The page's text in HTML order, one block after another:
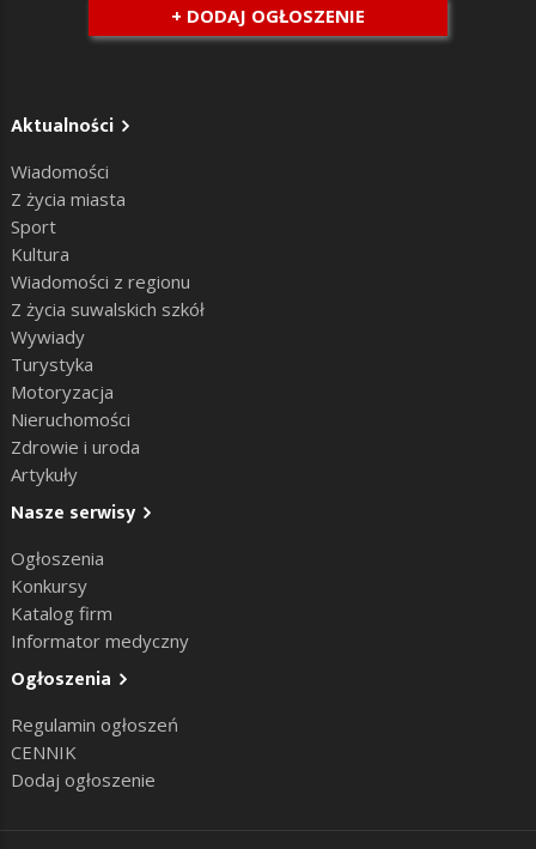
+ DODAJ OGŁOSZENIE
Aktualności
Wiadomości
Z życia miasta
Sport
Kultura
Wiadomości z regionu
Z życia suwalskich szkół
Wywiady
Turystyka
Motoryzacja
Nieruchomości
Zdrowie i uroda
Artykuły
Nasze serwisy
Ogłoszenia
Konkursy
Katalog firm
Informator medyczny
Ogłoszenia
Regulamin ogłoszeń
CENNIK
Dodaj ogłoszenie